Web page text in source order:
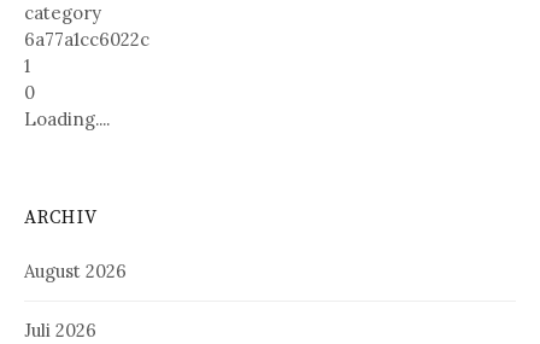
category
6a77a1cc6022c
1
0
Loading....
ARCHIV
August 2026
Juli 2026